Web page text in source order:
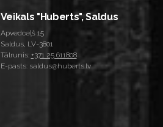
Veikals "Huberts", Saldus
Apvedceļš 15
Saldus, LV-3801
Tālrunis: +371 25 611808
E-pasts: saldus@huberts.lv